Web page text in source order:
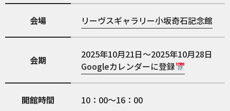
会場 リーヴスギャラリー小坂奇石記念館
会期
2025年10月21日～2025年10月28日
Googleカレンダーに登録
開館時間 10：00～16：00